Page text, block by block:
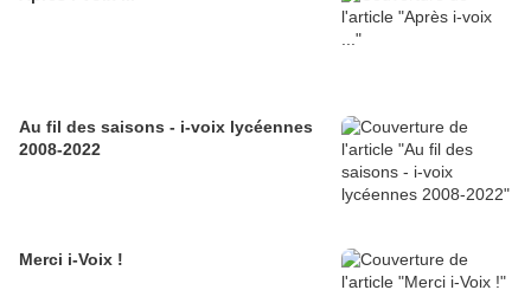
Au fil des saisons - i-voix lycéennes
2008-2022
Merci i-Voix !